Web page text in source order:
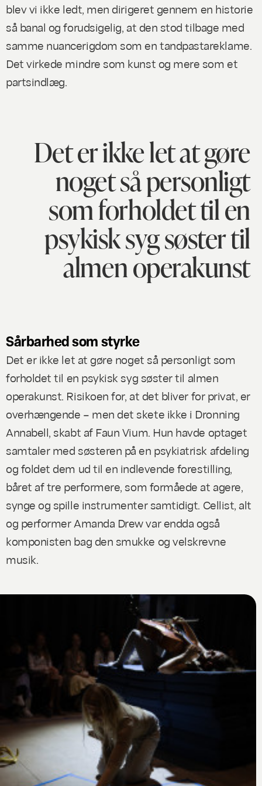
blev vi ikke ledt, men dirigeret gennem en historie
så banal og forudsigelig, at den stod tilbage med
samme nuancerigdom som en tandpastareklame.
Det virkede mindre som kunst og mere som et
partsindlæg.
Det er ikke let at gøre
noget så personligt
som forholdet til en
psykisk syg søster til
almen operakunst
Sårbarhed som styrke
Det er ikke let at gøre noget så personligt som
forholdet til en psykisk syg søster til almen
operakunst. Risikoen for, at det bliver for privat, er
overhængende – men det skete ikke i Dronning
Annabell, skabt af Faun Vium. Hun havde optaget
samtaler med søsteren på en psykiatrisk afdeling
og foldet dem ud til en indlevende forestilling,
båret af tre performere, som formåede at agere,
synge og spille instrumenter samtidigt. Cellist, alt
og performer Amanda Drew var endda også
komponisten bag den smukke og velskrevne
musik.